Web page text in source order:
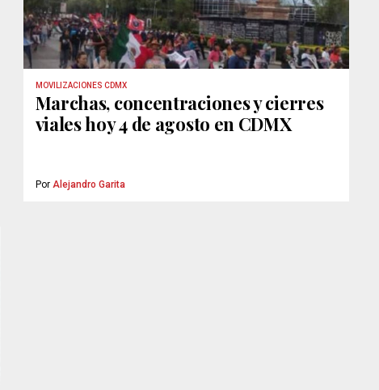
MOVILIZACIONES CDMX
Marchas, concentraciones y cierres
viales hoy 4 de agosto en CDMX
Por Alejandro Garita